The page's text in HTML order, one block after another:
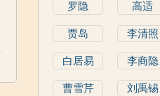
罗隐 高适
贾岛 李清照
白居易 李商隐
曹雪芹 刘禹锡